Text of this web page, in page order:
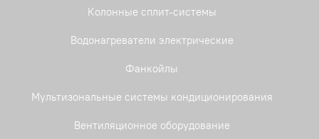
Колонные сплит-системы
Водонагреватели электрические
Фанкойлы
Мультизональные системы кондиционирования
Вентиляционное оборудование